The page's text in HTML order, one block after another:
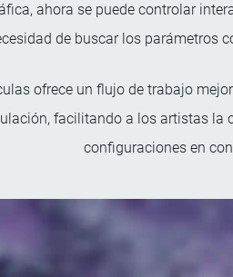
ahora se puede controlar
de buscar los parámetros
ofrece un flujo de trabajo
facilitando a los artistas
configuraciones en